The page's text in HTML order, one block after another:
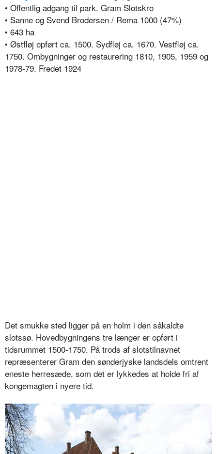
• Offentlig adgang til park. Gram Slotskro
• Sanne og Svend Brodersen / Rema 1000 (47%)
• 643 ha
• Østfløj opført ca. 1500. Sydfløj ca. 1670. Vestfløj ca.
1750. Ombygninger og restaurering 1810, 1905, 1959 og
1978-79. Fredet 1924
Det smukke sted ligger på en holm i den såkaldte
slotssø. Hovedbygningens tre længer er opført i
tidsrummet 1500-1750. På trods af slotstilnavnet
repræsenterer Gram den sønderjyske landsdels omtrent
eneste herresæde, som det er lykkedes at holde fri af
kongemagten i nyere tid.